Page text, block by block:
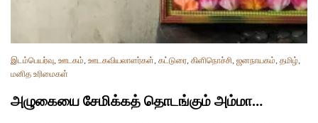
இடம்பெயர்வு, ஊடகம், ஊடகவியலாளர்கள், கட்டுரை, கிளிநொச்சி, ஜனநாயகம், தமிழ்,
மனித உரிமைகள்
அழுகையை சேமிக்கத் தொடங்கும் அம்மா…